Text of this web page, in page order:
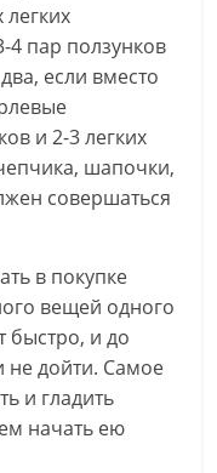
4 пар ползунков
если вместо
и 2-3 легких
шапочки,
совершаться
в покупке
вещей одного
быстро, и до
не дойти. Самое
и гладить
начать ею